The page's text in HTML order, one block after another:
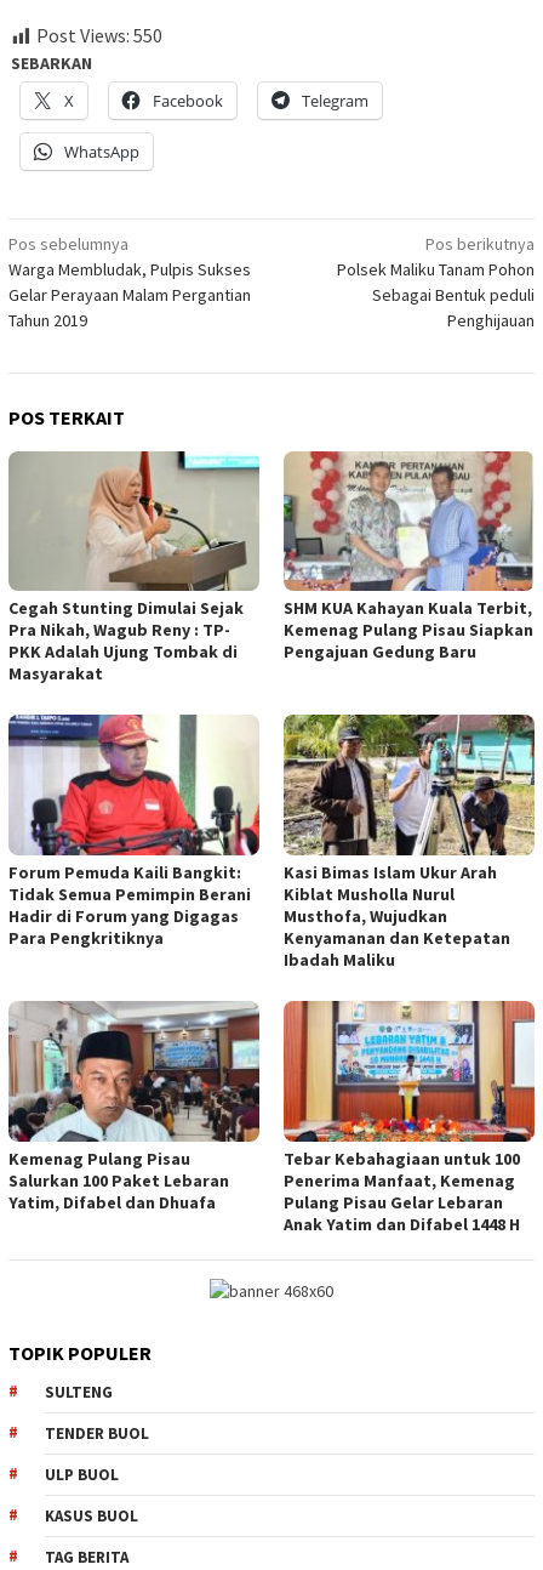
Post Views: 550
SEBARKAN
X
Facebook Telegram
WhatsApp
Navigasi
pos
Pos sebelumnya
Warga Membludak, Pulpis Sukses
Gelar Perayaan Malam Pergantian
Tahun 2019
Pos berikutnya
Polsek Maliku Tanam Pohon
Sebagai Bentuk peduli
Penghijauan
POS TERKAIT
Cegah Stunting Dimulai Sejak
Pra Nikah, Wagub Reny : TP-
PKK Adalah Ujung Tombak di
Masyarakat
SHM KUA Kahayan Kuala Terbit,
Kemenag Pulang Pisau Siapkan
Pengajuan Gedung Baru
Forum Pemuda Kaili Bangkit:
Tidak Semua Pemimpin Berani
Hadir di Forum yang Digagas
Para Pengkritiknya
Kasi Bimas Islam Ukur Arah
Kiblat Musholla Nurul
Musthofa, Wujudkan
Kenyamanan dan Ketepatan
Ibadah Maliku
Kemenag Pulang Pisau
Salurkan 100 Paket Lebaran
Yatim, Difabel dan Dhuafa
Tebar Kebahagiaan untuk 100
Penerima Manfaat, Kemenag
Pulang Pisau Gelar Lebaran
Anak Yatim dan Difabel 1448 H
TOPIK POPULER
SULTENG
TENDER BUOL
ULP BUOL
KASUS BUOL
TAG BERITA